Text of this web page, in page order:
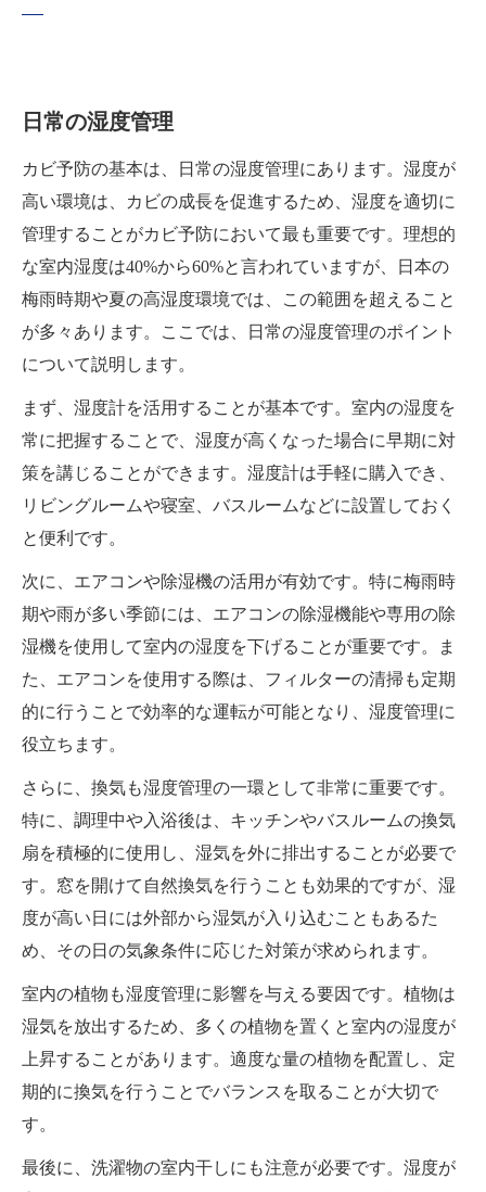
日常の湿度管理
カビ予防の基本は、日常の湿度管理にあります。湿度が
高い環境は、カビの成長を促進するため、湿度を適切に
管理することがカビ予防において最も重要です。理想的
な室内湿度は40%から60%と言われていますが、日本の
梅雨時期や夏の高湿度環境では、この範囲を超えること
が多々あります。ここでは、日常の湿度管理のポイント
について説明します。
まず、湿度計を活用することが基本です。室内の湿度を
常に把握することで、湿度が高くなった場合に早期に対
策を講じることができます。湿度計は手軽に購入でき、
リビングルームや寝室、バスルームなどに設置しておく
と便利です。
次に、エアコンや除湿機の活用が有効です。特に梅雨時
期や雨が多い季節には、エアコンの除湿機能や専用の除
湿機を使用して室内の湿度を下げることが重要です。ま
た、エアコンを使用する際は、フィルターの清掃も定期
的に行うことで効率的な運転が可能となり、湿度管理に
役立ちます。
さらに、換気も湿度管理の一環として非常に重要です。
特に、調理中や入浴後は、キッチンやバスルームの換気
扇を積極的に使用し、湿気を外に排出することが必要で
す。窓を開けて自然換気を行うことも効果的ですが、湿
度が高い日には外部から湿気が入り込むこともあるた
め、その日の気象条件に応じた対策が求められます。
室内の植物も湿度管理に影響を与える要因です。植物は
湿気を放出するため、多くの植物を置くと室内の湿度が
上昇することがあります。適度な量の植物を配置し、定
期的に換気を行うことでバランスを取ることが大切で
す。
最後に、洗濯物の室内干しにも注意が必要です。湿度が